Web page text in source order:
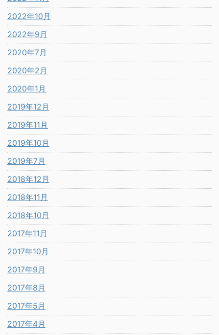
2022年10月
2022年9月
2020年7月
2020年2月
2020年1月
2019年12月
2019年11月
2019年10月
2019年7月
2018年12月
2018年11月
2018年10月
2017年11月
2017年10月
2017年9月
2017年8月
2017年5月
2017年4月